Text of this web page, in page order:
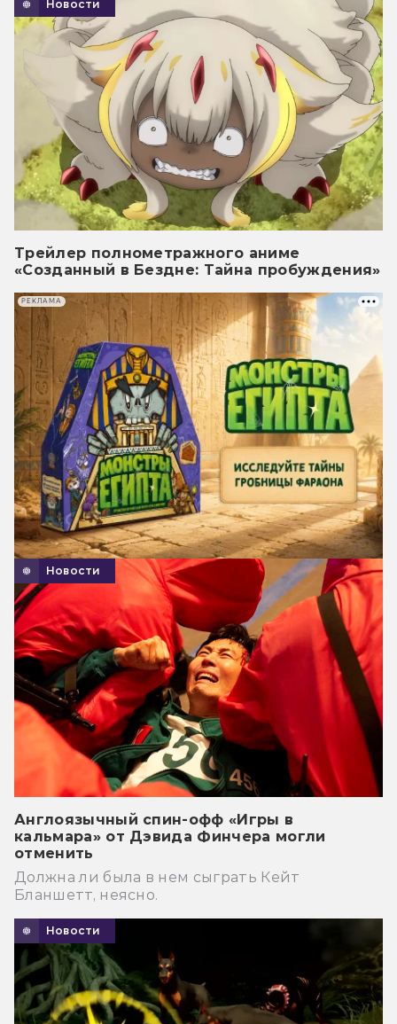
Новости
Трейлер полнометражного аниме
«Созданный в Бездне: Тайна пробуждения»
Новости
Англоязычный спин-офф «Игры в
кальмара» от Дэвида Финчера могли
отменить
Должна ли была в нем сыграть Кейт
Бланшетт, неясно.
Новости
РЕКЛАМА